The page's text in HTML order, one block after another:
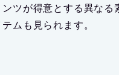
ツが得意とする異なる
ムも見られます。